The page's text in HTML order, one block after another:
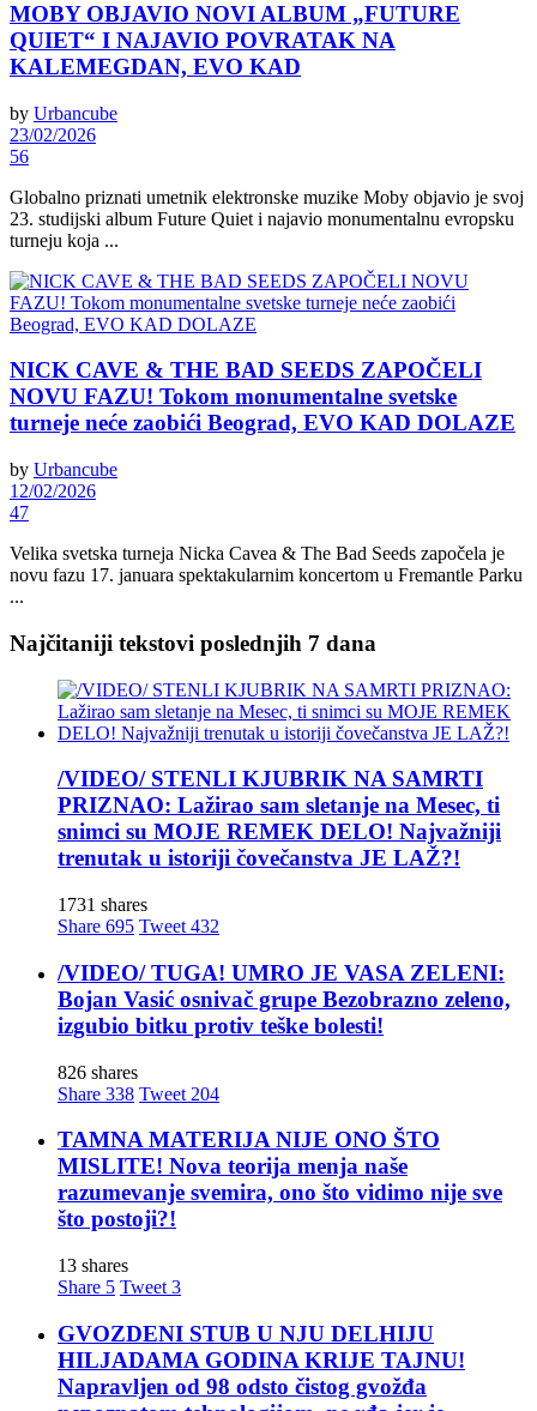
MOBY OBJAVIO NOVI ALBUM „FUTURE
QUIET“ I NAJAVIO POVRATAK NA
KALEMEGDAN, EVO KAD
by Urbancube
23/02/2026
56
Globalno priznati umetnik elektronske muzike Moby objavio je svoj
23. studijski album Future Quiet i najavio monumentalnu evropsku
turneju koja ...
NICK CAVE & THE BAD SEEDS ZAPOČELI
NOVU FAZU! Tokom monumentalne svetske
turneje neće zaobići Beograd, EVO KAD DOLAZE
by Urbancube
12/02/2026
47
Velika svetska turneja Nicka Cavea & The Bad Seeds započela je
novu fazu 17. januara spektakularnim koncertom u Fremantle Parku
...
Najčitaniji tekstovi poslednjih 7 dana
/VIDEO/ STENLI KJUBRIK NA SAMRTI
PRIZNAO: Lažirao sam sletanje na Mesec, ti
snimci su MOJE REMEK DELO! Najvažniji
trenutak u istoriji čovečanstva JE LAŽ?!
1731 shares
Share 695 Tweet 432
/VIDEO/ TUGA! UMRO JE VASA ZELENI:
Bojan Vasić osnivač grupe Bezobrazno zeleno,
izgubio bitku protiv teške bolesti!
826 shares
Share 338 Tweet 204
TAMNA MATERIJA NIJE ONO ŠTO
MISLITE! Nova teorija menja naše
razumevanje svemira, ono što vidimo nije sve
što postoji?!
13 shares
Share 5 Tweet 3
GVOZDENI STUB U NJU DELHIJU
HILJADAMA GODINA KRIJE TAJNU!
Napravljen od 98 odsto čistog gvožđa